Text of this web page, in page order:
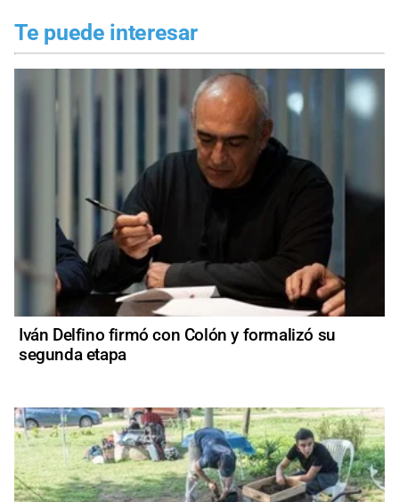
Te puede interesar
Iván Delfino firmó con Colón y formalizó su
segunda etapa